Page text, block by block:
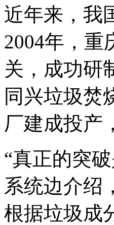
近年来，我
2004年，重
关，成功研
同兴垃圾焚
厂建成投产
“真正的突
系统边介绍
根据垃圾成